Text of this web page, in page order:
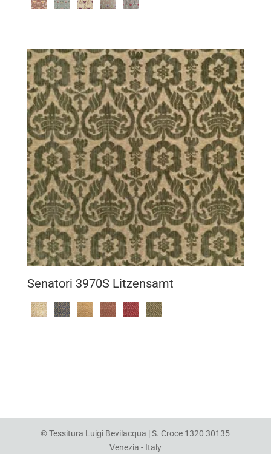
Senatori 3970S Litzensamt
© Tessitura Luigi Bevilacqua | S. Croce 1320 30135
Venezia - Italy